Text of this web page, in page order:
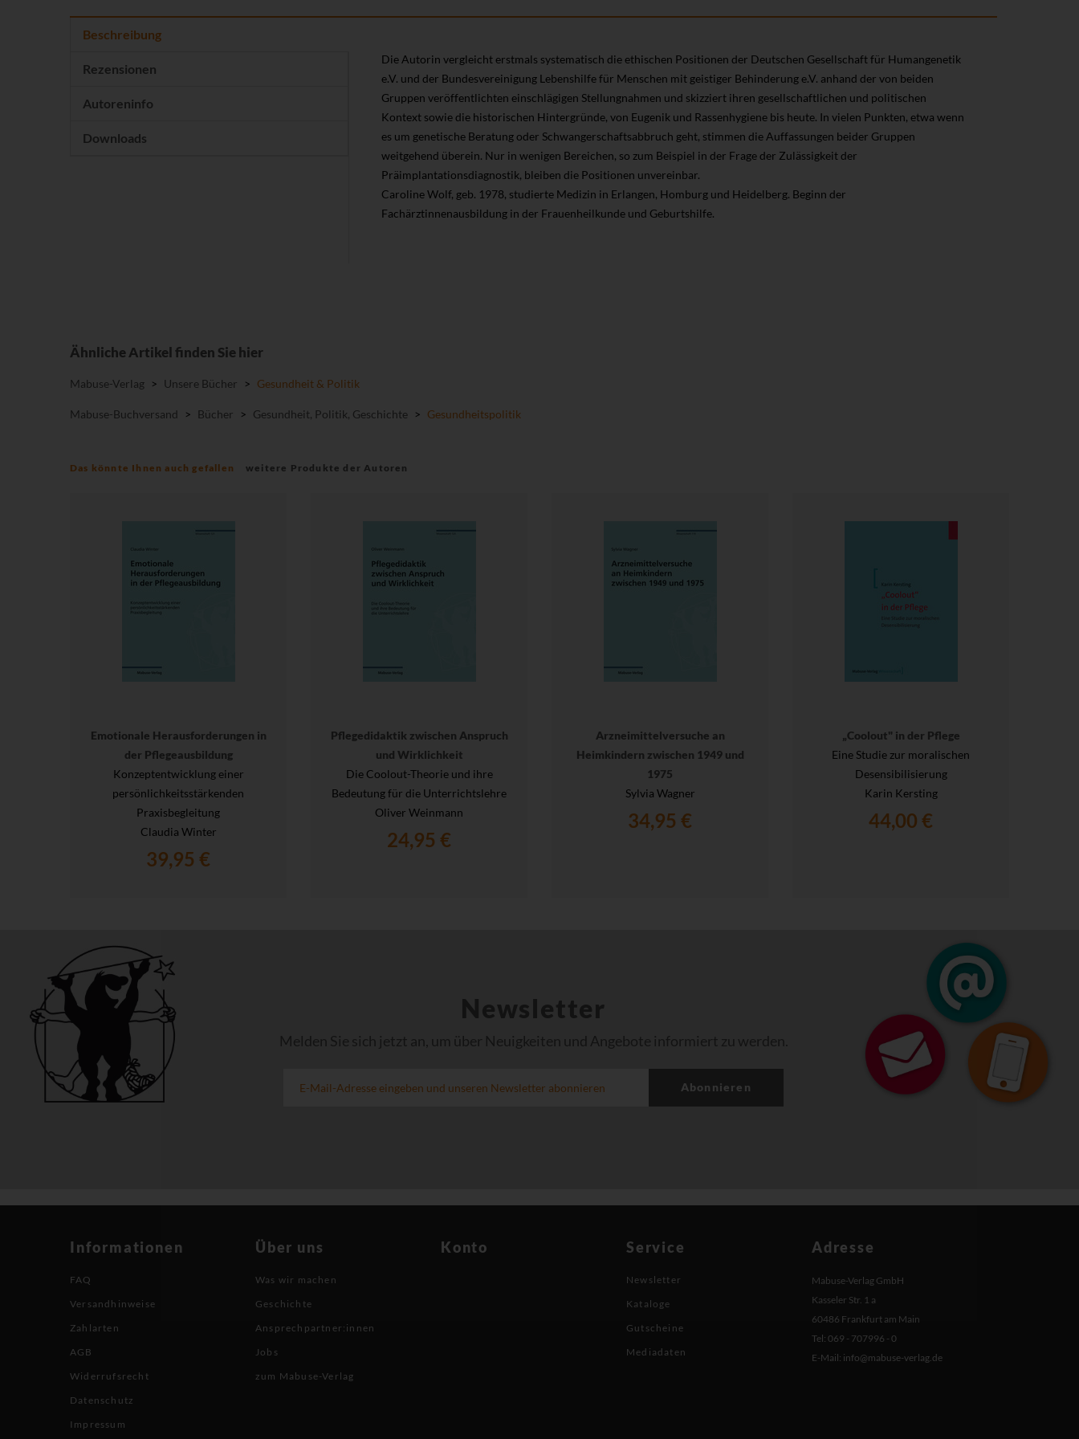
Beschreibung
Rezensionen
Autoreninfo
Downloads
Die Autorin vergleicht erstmals systematisch die ethischen Positionen der Deutschen Gesellschaft für Humangenetik
e.V. und der Bundesvereinigung Lebenshilfe für Menschen mit geistiger Behinderung e.V. anhand der von beiden
Gruppen veröffentlichten einschlägigen Stellungnahmen und skizziert ihren gesellschaftlichen und politischen
Kontext sowie die historischen Hintergründe, von Eugenik und Rassenhygiene bis heute. In vielen Punkten, etwa wenn
es um genetische Beratung oder Schwangerschaftsabbruch geht, stimmen die Auffassungen beider Gruppen
weitgehend überein. Nur in wenigen Bereichen, so zum Beispiel in der Frage der Zulässigkeit der
Präimplantationsdiagnostik, bleiben die Positionen unvereinbar.
Caroline Wolf, geb. 1978, studierte Medizin in Erlangen, Homburg und Heidelberg. Beginn der
Fachärztinnenausbildung in der Frauenheilkunde und Geburtshilfe.
Ähnliche Artikel finden Sie hier
Mabuse-Verlag > Unsere Bücher > Gesundheit & Politik
Mabuse-Buchversand > Bücher > Gesundheit, Politik, Geschichte > Gesundheitspolitik
Das könnte Ihnen auch gefallen weitere Produkte der Autoren
Emotionale Herausforderungen in
der Pflegeausbildung
Konzeptentwicklung einer
persönlichkeitsstärkenden
Praxisbegleitung
Claudia Winter
39,95 €
Pflegedidaktik zwischen Anspruch
und Wirklichkeit
Die Coolout-Theorie und ihre
Bedeutung für die Unterrichtslehre
Oliver Weinmann
24,95 €
Arzneimittelversuche an
Heimkindern zwischen 1949 und
1975
Sylvia Wagner
34,95 €
„Coolout" in der Pflege
Eine Studie zur moralischen
Desensibilisierung
Karin Kersting
44,00 €
Newsletter
Melden Sie sich jetzt an, um über Neuigkeiten und Angebote informiert zu werden.
Abonnieren
Informationen
FAQ
Versandhinweise
Zahlarten
AGB
Widerrufsrecht
Datenschutz
Impressum
Über uns
Was wir machen
Geschichte
Ansprechpartner:innen
Jobs
zum Mabuse-Verlag
Konto Service
Newsletter
Kataloge
Gutscheine
Mediadaten
Adresse
Mabuse-Verlag GmbH
Kasseler Str. 1 a
60486 Frankfurt am Main
Tel: 069 - 707996 - 0
E-Mail: info@mabuse-verlag.de